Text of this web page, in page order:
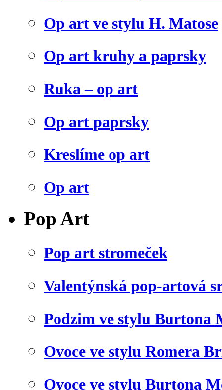
Op art ve stylu H. Matose
Op art kruhy a paprsky
Ruka – op art
Op art paprsky
Kreslíme op art
Op art
Pop Art
Pop art stromeček
Valentýnská pop-artová
Podzim ve stylu Burtona
Ovoce ve stylu Romera
Ovoce ve stylu Burtona